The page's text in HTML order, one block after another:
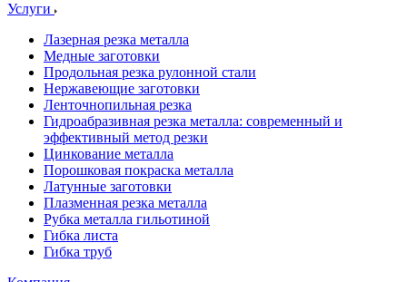
Услуги
Лазерная резка металла
Медные заготовки
Продольная резка рулонной стали
Нержавеющие заготовки
Ленточнопильная резка
Гидроабразивная резка металла: современный и
эффективный метод резки
Цинкование металла
Порошковая покраска металла
Латунные заготовки
Плазменная резка металла
Рубка металла гильотиной
Гибка листа
Гибка труб